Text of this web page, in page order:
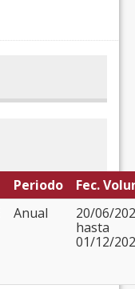
Periodo
Fec.
Anual
20/06/
hasta
01/12/